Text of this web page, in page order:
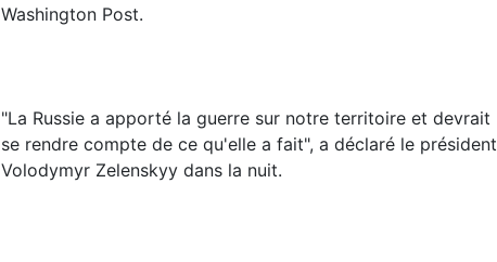
Washington Post.
"La Russie a apporté la guerre sur notre territoire et devrait
se rendre compte de ce qu'elle a fait", a déclaré le président
Volodymyr Zelenskyy dans la nuit.